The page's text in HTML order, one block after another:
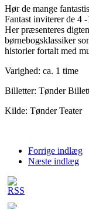
Hør de mange
Fantast inviterer de 4
Her præsenteres
børnebogsklassiker
historier fortalt med
Varighed: ca. 1 time
Billetter: Tønder
Kilde: Tønder Teater
Forrige indlæg
Næste indlæg